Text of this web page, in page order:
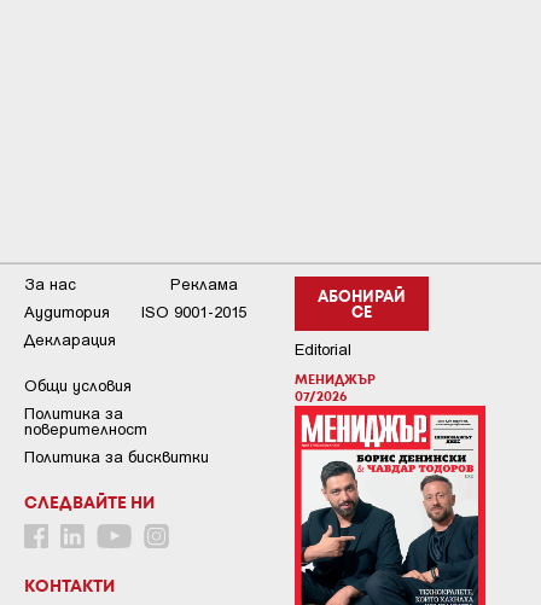
АБОНИРАЙ
СЕ
Editorial
МЕНИДЖЪР
07/2026
За нас
Реклама
Аудитория
ISO 9001-2015
Декларация
Общи условия
Пoлитикa зa
пoвepитeлнocт
Политика за бисквитки
СЛЕДВАЙТЕ НИ
КОНТАКТИ